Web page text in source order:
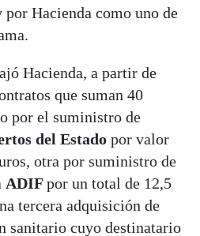
Hacienda como uno de
Hacienda, a partir de
que suman 40
por el suministro de
del Estado por valor
otra por suministro de
ADIFpor un total de 12,5
tercera adquisición de
sanitario cuyo destinatario